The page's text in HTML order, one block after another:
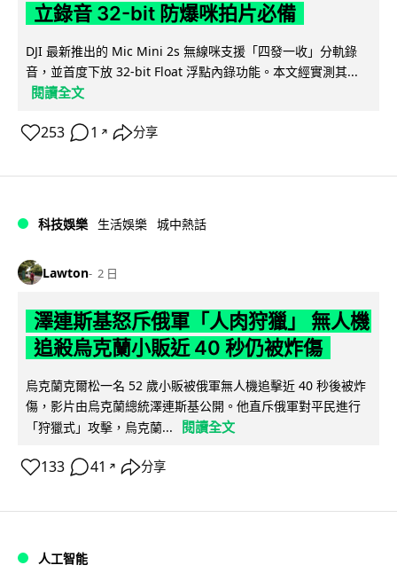
立錄音 32-bit 防爆咪拍片必備
DJI 最新推出的 Mic Mini 2s 無線咪支援「四發一收」分軌錄
音，並首度下放 32-bit Float 浮點內錄功能。本文經實測其...
閱讀全文
253 1 ↗ 分享
科技娛樂 生活娛樂 城中熱話
Lawton 2 日
澤連斯基怒斥俄軍「人肉狩獵」 無人機
追殺烏克蘭小販近 40 秒仍被炸傷
烏克蘭克爾松一名 52 歲小販被俄軍無人機追擊近 40 秒後被炸
傷，影片由烏克蘭總統澤連斯基公開。他直斥俄軍對平民進行
「狩獵式」攻擊，烏克蘭...
閱讀全文
133 41 ↗ 分享
人工智能